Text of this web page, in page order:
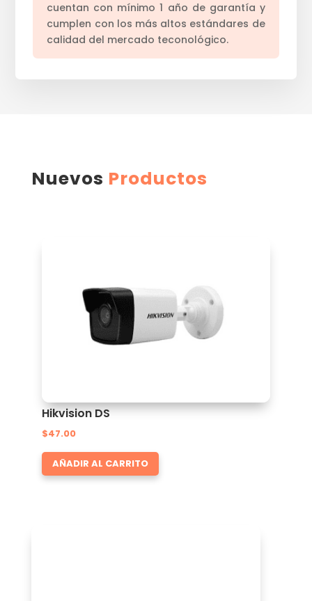
cuentan con mínimo 1 año de garantía y
cumplen con los más altos estándares de
calidad del mercado teconológico.
Nuevos Productos
Hikvision DS
$47.00
AÑADIR AL CARRITO